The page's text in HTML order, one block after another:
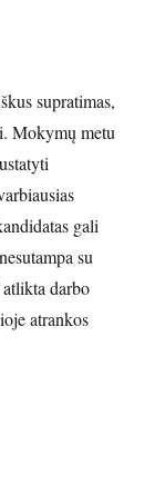
supratimas,
Mokymų metu
gali
su
darbo
atrankos